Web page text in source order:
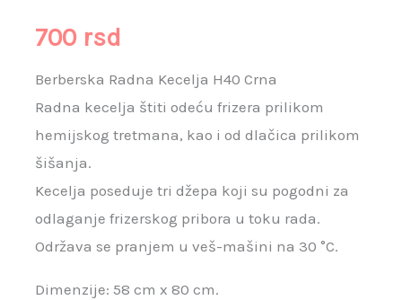
700 rsd
Berberska Radna Kecelja H40 Crna
Radna kecelja štiti odeću frizera prilikom
hemijskog tretmana, kao i od dlačica prilikom
šišanja.
Kecelja poseduje tri džepa koji su pogodni za
odlaganje frizerskog pribora u toku rada.
Održava se pranjem u veš-mašini na 30 °C.
Dimenzije: 58 cm x 80 cm.